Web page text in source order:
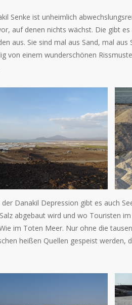
Senke ist unheimlich
auf denen nichts wächst. Die gibt
aus. Sie sind mal aus Sand, mal
von einem wunderschönen
Danakil Depression gibt es auch
abgebaut wird und wo Touristen
im Toten Meer. Nur ohne die
heißen Quellen gespeist werden,